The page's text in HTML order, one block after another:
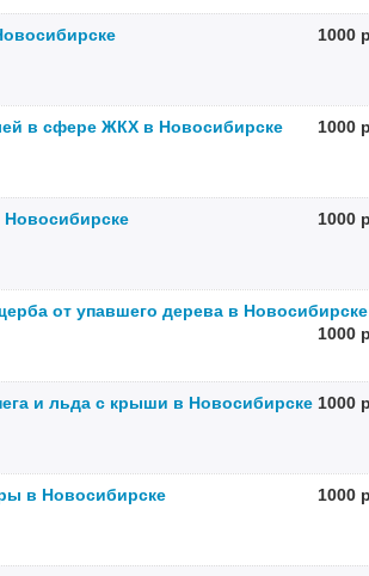
1000
в сфере ЖКХ в Новосибирске 1000
1000
от упавшего дерева в Новосибирске
1000
и льда с крыши в Новосибирске 1000
в Новосибирске 1000